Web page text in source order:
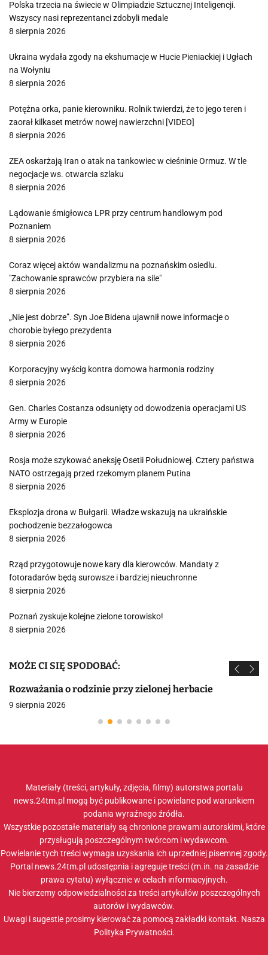
Polska trzecia na świecie w Olimpiadzie Sztucznej Inteligencji.
Wszyscy nasi reprezentanci zdobyli medale
8 sierpnia 2026
Ukraina wydała zgody na ekshumacje w Hucie Pieniackiej i Ugłach
na Wołyniu
8 sierpnia 2026
Potężna orka, panie kierowniku. Rolnik twierdzi, że to jego teren i
zaorał kilkaset metrów nowej nawierzchni [VIDEO]
8 sierpnia 2026
ZEA oskarżają Iran o atak na tankowiec w cieśninie Ormuz. W tle
negocjacje ws. otwarcia szlaku
8 sierpnia 2026
Lądowanie śmigłowca LPR przy centrum handlowym pod
Poznaniem
8 sierpnia 2026
Coraz więcej aktów wandalizmu na poznańskim osiedlu.
"Zachowanie sprawców przybiera na sile"
8 sierpnia 2026
„Nie jest dobrze”. Syn Joe Bidena ujawnił nowe informacje o
chorobie byłego prezydenta
8 sierpnia 2026
Korporacyjny wyścig kontra domowa harmonia rodziny
8 sierpnia 2026
Gen. Charles Costanza odsunięty od dowodzenia operacjami US
Army w Europie
8 sierpnia 2026
Rosja może szykować aneksję Osetii Południowej. Cztery państwa
NATO ostrzegają przed rzekomym planem Putina
8 sierpnia 2026
Eksplozja drona w Bułgarii. Władze wskazują na ukraińskie
pochodzenie bezzałogowca
8 sierpnia 2026
Rząd przygotowuje nowe kary dla kierowców. Mandaty z
fotoradarów będą surowsze i bardziej nieuchronne
8 sierpnia 2026
Poznań zyskuje kolejne zielone torowisko!
8 sierpnia 2026
MOŻE CI SIĘ SPODOBAĆ:
Rozważania o rodzinie przy zielonej herbacie
9 sierpnia 2026
Materiały (treści, artykuły, zdjęcia, filmy) autorstwa portalu
news.24tm.pl mogą być publikowane i powielane pod warunkiem
podania wyraźnego źródła.
Wszystkie pozostałe materiały są chronione prawami autorskimi, które
przysługują poszczególnym twórcom i wydawcom.
Powielanie tych treści wymaga uzyskania ich uprzedniej pisemnej zgody.
Portal news.24tm.pl udostępnia i agreguje treści (m.in. na zasadzie
prawa cytatu) wyłącznie w celach informacyjnych.
Nie bierzemy odpowiedzialności za treści artykułów poszczególnych
autorów i wydawców.
Uwagi i sugestie prosimy kierować za pomocą zakładki kontakt. Nasza
Polityka Prywatności.